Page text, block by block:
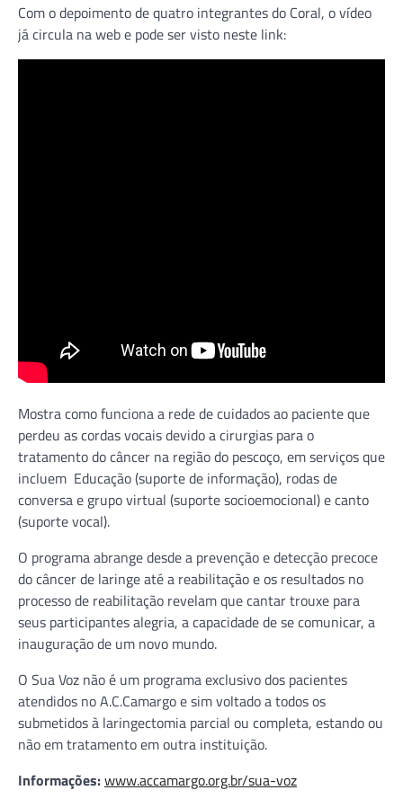
Com o depoimento de quatro integrantes do Coral, o vídeo
já circula na web e pode ser visto neste link:
Mostra como funciona a rede de cuidados ao paciente que
perdeu as cordas vocais devido a cirurgias para o
tratamento do câncer na região do pescoço, em serviços que
incluem Educação (suporte de informação), rodas de
conversa e grupo virtual (suporte socioemocional) e canto
(suporte vocal).
O programa abrange desde a prevenção e detecção precoce
do câncer de laringe até a reabilitação e os resultados no
processo de reabilitação revelam que cantar trouxe para
seus participantes alegria, a capacidade de se comunicar, a
inauguração de um novo mundo.
O Sua Voz não é um programa exclusivo dos pacientes
atendidos no A.C.Camargo e sim voltado a todos os
submetidos à laringectomia parcial ou completa, estando ou
não em tratamento em outra instituição.
Informações:www.accamargo.org.br/sua-voz